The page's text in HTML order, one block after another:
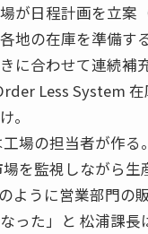
が日程計画を立案
地の在庫を準備す
に合わせて連続補
Less System
。
場の担当者が作る。
場を監視しながら生
ように営業部門の
った」と 松浦課長